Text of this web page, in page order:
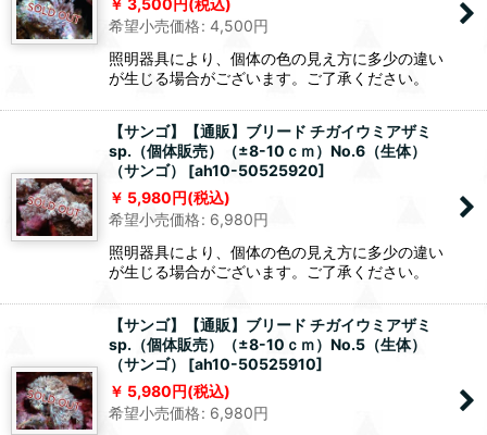
3,500円(税込)
希望小売価格: 4,500円
照明器具により、個体の色の見え方に多少の違い
が生じる場合がございます。ご了承ください。
【サンゴ】【通販】ブリード チガイウミアザミ
sp.（個体販売）（±8-10ｃｍ）No.6（生体）
（サンゴ）
[ah10-50525920]
5,980円(税込)
希望小売価格: 6,980円
照明器具により、個体の色の見え方に多少の違い
が生じる場合がございます。ご了承ください。
【サンゴ】【通販】ブリード チガイウミアザミ
sp.（個体販売）（±8-10ｃｍ）No.5（生体）
（サンゴ）
[ah10-50525910]
5,980円(税込)
希望小売価格: 6,980円